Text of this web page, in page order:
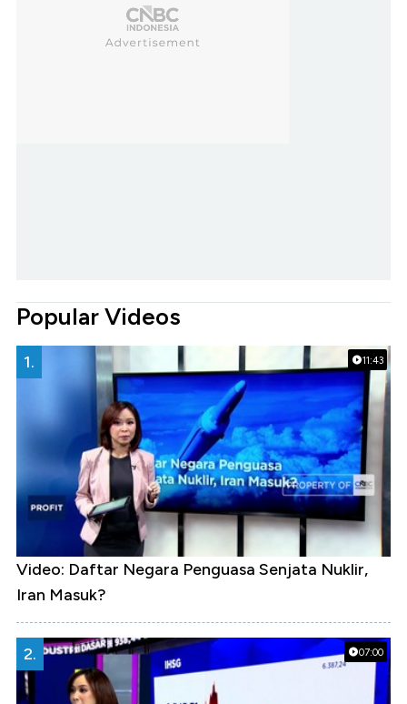
Popular Videos
11:43
1.
Video: Daftar Negara Penguasa Senjata Nuklir,
Iran Masuk?
07:00
2.